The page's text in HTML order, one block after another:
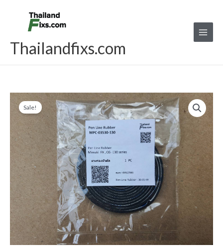
Thailandfixs.com
Sale!
Original
price
was:
฿1,250.00.
Current
price
฿1,100.00.
ยาง
รอง
หัว
ตัด
Mimaki
FX
CG-
130
Series
quantity